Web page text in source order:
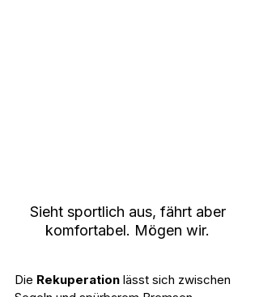
Sieht sportlich aus, fährt aber
komfortabel. Mögen wir.
Die Rekuperation lässt sich zwischen